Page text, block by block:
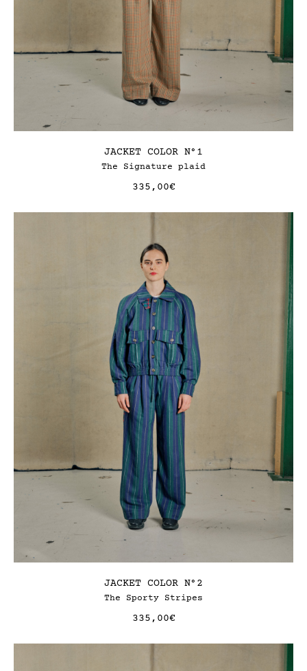
JACKET COLOR N°1
The Signature plaid
335,00€
JACKET COLOR N°2
The Sporty Stripes
335,00€